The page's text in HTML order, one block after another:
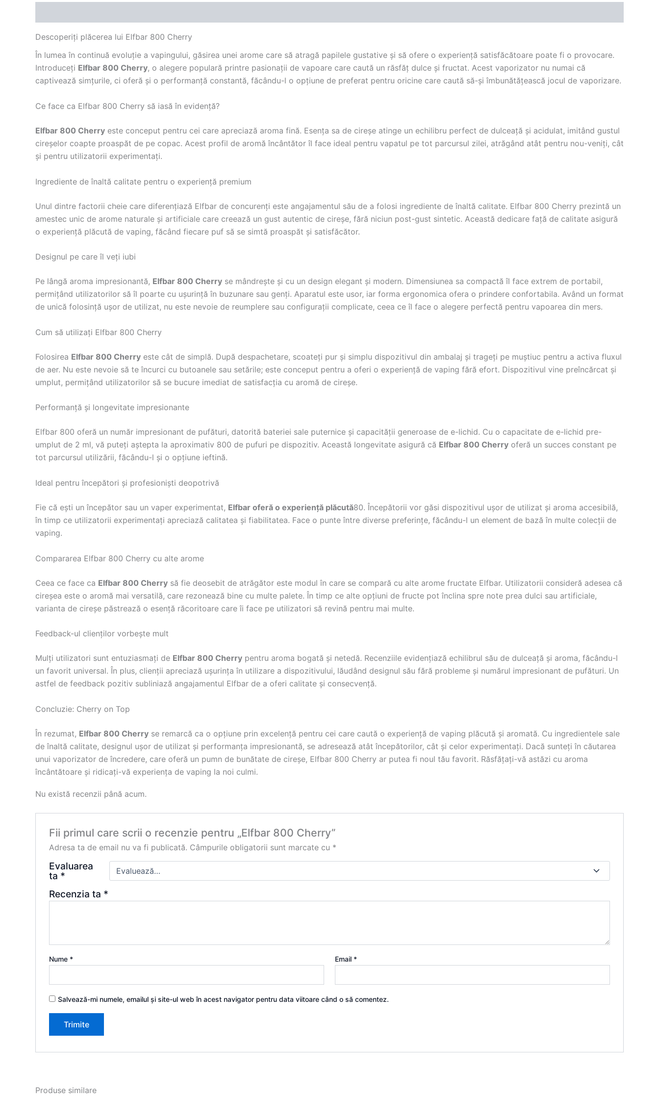
Descoperiți plăcerea lui Elfbar 800 Cherry
În lumea în continuă evoluție a vapingului, găsirea unei arome care să atragă papilele gustative și să ofere o experiență satisfăcătoare poate fi o provocare.
Introduceți Elfbar 800 Cherry, o alegere populară printre pasionații de vapoare care caută un răsfăț dulce și fructat. Acest vaporizator nu numai că
captivează simțurile, ci oferă și o performanță constantă, făcându-l o opțiune de preferat pentru oricine care caută să-și îmbunătățească jocul de vaporizare.
Ce face ca Elfbar 800 Cherry să iasă în evidență?
Elfbar 800 Cherry este conceput pentru cei care apreciază aroma fină. Esența sa de cireșe atinge un echilibru perfect de dulceață și acidulat, imitând gustul
cireșelor coapte proaspăt de pe copac. Acest profil de aromă încântător îl face ideal pentru vapatul pe tot parcursul zilei, atrăgând atât pentru nou-veniți, cât
și pentru utilizatorii experimentați.
Ingrediente de înaltă calitate pentru o experiență premium
Unul dintre factorii cheie care diferențiază Elfbar de concurenți este angajamentul său de a folosi ingrediente de înaltă calitate. Elfbar 800 Cherry prezintă un
amestec unic de arome naturale și artificiale care creează un gust autentic de cireșe, fără niciun post-gust sintetic. Această dedicare față de calitate asigură
o experiență plăcută de vaping, făcând fiecare puf să se simtă proaspăt și satisfăcător.
Designul pe care îl veți iubi
Pe lângă aroma impresionantă, Elfbar 800 Cherry se mândrește și cu un design elegant și modern. Dimensiunea sa compactă îl face extrem de portabil,
permițând utilizatorilor să îl poarte cu ușurință în buzunare sau genți. Aparatul este usor, iar forma ergonomica ofera o prindere confortabila. Având un format
de unică folosință ușor de utilizat, nu este nevoie de reumplere sau configurații complicate, ceea ce îl face o alegere perfectă pentru vapoarea din mers.
Cum să utilizați Elfbar 800 Cherry
Folosirea Elfbar 800 Cherry este cât de simplă. După despachetare, scoateți pur și simplu dispozitivul din ambalaj și trageți pe muștiuc pentru a activa fluxul
de aer. Nu este nevoie să te încurci cu butoanele sau setările; este conceput pentru a oferi o experiență de vaping fără efort. Dispozitivul vine preîncărcat și
umplut, permițând utilizatorilor să se bucure imediat de satisfacția cu aromă de cireșe.
Performanță și longevitate impresionante
Elfbar 800 oferă un număr impresionant de pufături, datorită bateriei sale puternice și capacității generoase de e-lichid. Cu o capacitate de e-lichid pre-
umplut de 2 ml, vă puteți aștepta la aproximativ 800 de pufuri pe dispozitiv. Această longevitate asigură că Elfbar 800 Cherry oferă un succes constant pe
tot parcursul utilizării, făcându-l și o opțiune ieftină.
Ideal pentru începători și profesioniști deopotrivă
Fie că ești un începător sau un vaper experimentat, Elfbar oferă o experiență plăcută80. Începătorii vor găsi dispozitivul ușor de utilizat și aroma accesibilă,
în timp ce utilizatorii experimentați apreciază calitatea și fiabilitatea. Face o punte între diverse preferințe, făcându-l un element de bază în multe colecții de
vaping.
Compararea Elfbar 800 Cherry cu alte arome
Ceea ce face ca Elfbar 800 Cherry să fie deosebit de atrăgător este modul în care se compară cu alte arome fructate Elfbar. Utilizatorii consideră adesea că
cireșea este o aromă mai versatilă, care rezonează bine cu multe palete. În timp ce alte opțiuni de fructe pot înclina spre note prea dulci sau artificiale,
varianta de cireșe păstrează o esență răcoritoare care îi face pe utilizatori să revină pentru mai multe.
Feedback-ul clienților vorbește mult
Mulți utilizatori sunt entuziasmați de Elfbar 800 Cherry pentru aroma bogată și netedă. Recenziile evidențiază echilibrul său de dulceață și aroma, făcându-l
un favorit universal. În plus, clienții apreciază ușurința în utilizare a dispozitivului, lăudând designul său fără probleme și numărul impresionant de pufături. Un
astfel de feedback pozitiv subliniază angajamentul Elfbar de a oferi calitate și consecvență.
Concluzie: Cherry on Top
În rezumat, Elfbar 800 Cherry se remarcă ca o opțiune prin excelență pentru cei care caută o experiență de vaping plăcută și aromată. Cu ingredientele sale
de înaltă calitate, designul ușor de utilizat și performanța impresionantă, se adresează atât începătorilor, cât și celor experimentați. Dacă sunteți în căutarea
unui vaporizator de încredere, care oferă un pumn de bunătate de cireșe, Elfbar 800 Cherry ar putea fi noul tău favorit. Răsfățați-vă astăzi cu aroma
încântătoare și ridicați-vă experiența de vaping la noi culmi.
Nu există recenzii până acum.
Fii primul care scrii o recenzie pentru „Elfbar 800 Cherry”
Adresa ta de email nu va fi publicată. Câmpurile obligatorii sunt marcate cu *
Evaluarea
ta *
Recenzia ta *
Nume * Email *
Salvează-mi numele, emailul și site-ul web în acest navigator pentru data viitoare când o să comentez.
Produse similare